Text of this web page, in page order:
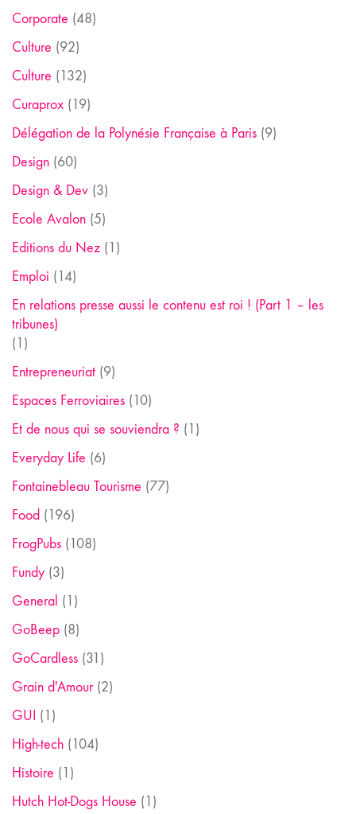
Corporate (48)
Culture (92)
Culture (132)
Curaprox (19)
Délégation de la Polynésie Française à Paris (9)
Design (60)
Design & Dev (3)
Ecole Avalon (5)
Editions du Nez (1)
Emploi (14)
En relations presse aussi le contenu est roi ! (Part 1 – les
tribunes)
(1)
Entrepreneuriat (9)
Espaces Ferroviaires (10)
Et de nous qui se souviendra ? (1)
Everyday Life (6)
Fontainebleau Tourisme (77)
Food (196)
FrogPubs (108)
Fundy (3)
General (1)
GoBeep (8)
GoCardless (31)
Grain d'Amour(2)
GUI (1)
High-tech (104)
Histoire (1)
Hutch Hot-Dogs House (1)